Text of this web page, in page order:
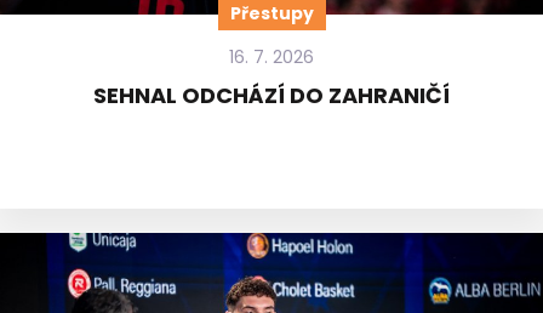
Přestupy
16. 7. 2026
SEHNAL ODCHÁZÍ DO ZAHRANIČÍ